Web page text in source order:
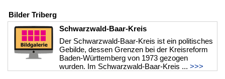
Bilder Triberg
Schwarzwald-Baar-Kreis
Der Schwarzwald-Baar-Kreis ist ein politisches
Gebilde, dessen Grenzen bei der Kreisreform
Baden-Württemberg von 1973 gezogen
wurden. Im Schwarzwald-Baar-Kreis ... >>>